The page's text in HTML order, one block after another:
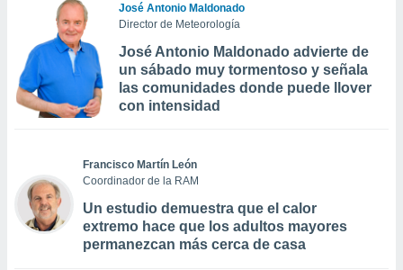
José Antonio Maldonado
Director de Meteorología
José Antonio Maldonado advierte de
un sábado muy tormentoso y señala
las comunidades donde puede llover
con intensidad
Francisco Martín León
Coordinador de la RAM
Un estudio demuestra que el calor
extremo hace que los adultos mayores
permanezcan más cerca de casa